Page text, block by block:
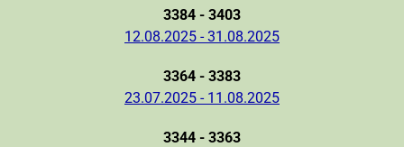
3384 - 3403
12.08.2025 - 31.08.2025
3364 - 3383
23.07.2025 - 11.08.2025
3344 - 3363